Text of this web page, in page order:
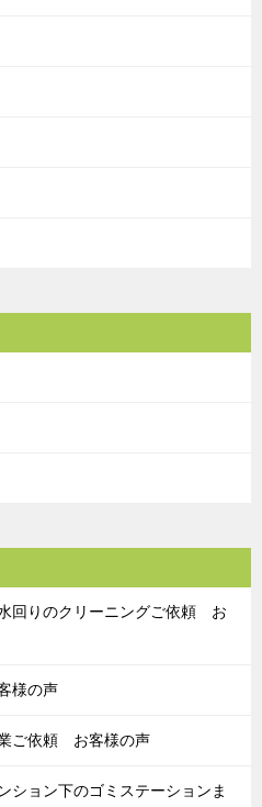
回りのクリーニングご依頼 お
様の声
ご依頼 お客様の声
ション下のゴミステーションま